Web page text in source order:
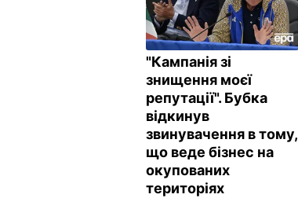
"Кампанія зі
знищення моєї
репутації". Бубка
відкинув
звинувачення в тому,
що веде бізнес на
окупованих
територіях